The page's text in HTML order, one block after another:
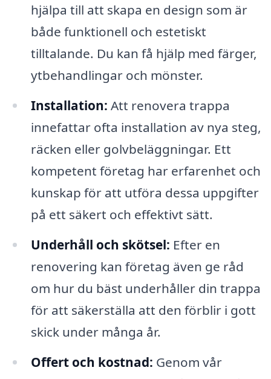
hjälpa till att skapa en design som är
både funktionell och estetiskt
tilltalande. Du kan få hjälp med färger,
ytbehandlingar och mönster.
Installation: Att renovera trappa
innefattar ofta installation av nya steg,
räcken eller golvbeläggningar. Ett
kompetent företag har erfarenhet och
kunskap för att utföra dessa uppgifter
på ett säkert och effektivt sätt.
Underhåll och skötsel: Efter en
renovering kan företag även ge råd
om hur du bäst underhåller din trappa
för att säkerställa att den förblir i gott
skick under många år.
Offert och kostnad: Genom vår